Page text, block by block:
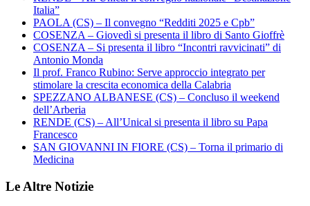
Italia”
PAOLA (CS) – Il convegno “Redditi 2025 e Cpb”
COSENZA – Giovedì si presenta il libro di Santo Gioffrè
COSENZA – Si presenta il libro “Incontri ravvicinati” di
Antonio Monda
Il prof. Franco Rubino: Serve approccio integrato per
stimolare la crescita economica della Calabria
SPEZZANO ALBANESE (CS) – Concluso il weekend
dell’Arberia
RENDE (CS) – All’Unical si presenta il libro su Papa
Francesco
SAN GIOVANNI IN FIORE (CS) – Torna il primario di
Medicina
Le Altre Notizie